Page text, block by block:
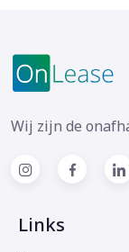
Wij zijn de
Links